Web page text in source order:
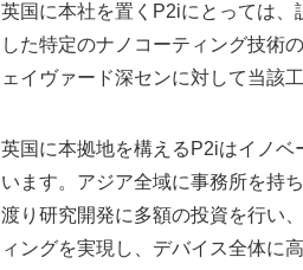
英国に本社を置くP2iにとっては
した特定のナノコーティング技術
ェイヴァード深センに対して当該
英国に本拠地を構えるP2iはイノ
います。アジア全域に事務所を持
渡り研究開発に多額の投資を行い
ィングを実現し、デバイス全体に